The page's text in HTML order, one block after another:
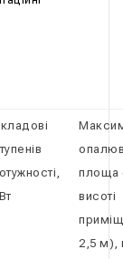
площа
висоті
2,5 м),